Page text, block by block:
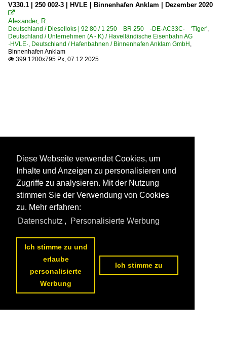
V330.1 | 250 002-3 | HVLE | Binnenhafen Anklam | Dezember 2020

Alexander, R.
Deutschland / Dieselloks | 92 80 / 1 250 BR 250 ·DE-AC33C· 'Tiger'
Deutschland / Unternehmen (A - K) / Havelländische Eisenbahn AG
·HVLE· Deutschland / Hafenbahnen / Binnenhafen Anklam GmbH
Binnenhafen Anklam
 399 1200x795 Px, 07.12.2025
Diese Webseite verwendet Cookies, um
Inhalte und Anzeigen zu personalisieren und
Zugriffe zu analysieren. Mit der Nutzung
stimmen Sie der Verwendung von Cookies
zu. Mehr erfahren:
Datenschutz , Personalisierte Werbung
Ich stimme zu und
erlaube
personalisierte
Werbung
Ich stimme zu